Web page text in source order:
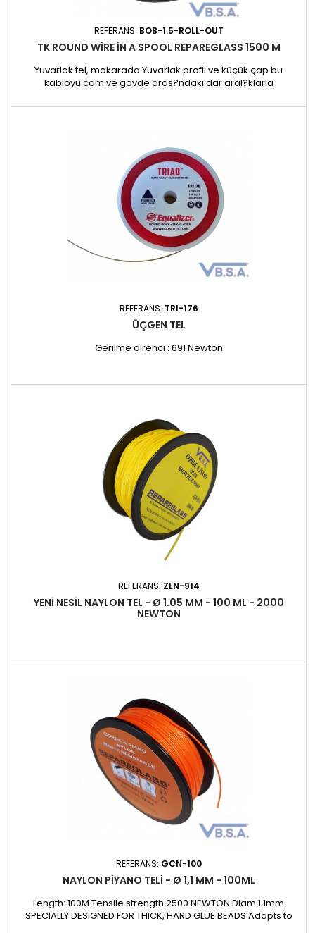
REFERANS: BOB-1.5-ROLL-OUT
TK ROUND WIRE IN A SPOOL REPAREGLASS 1500 M
Yuvarlak tel, makarada Yuvarlak profil ve küçük çap bu
kabloyu cam ve gövde aras?ndaki dar aral?klarla
yapmaktad?r. VKD-44 ileayn? yüksek gerilme mukavemetine
REFERANS: TRI-176
ÜÇGEN TEL
Gerilme direnci : 691 Newton
REFERANS: ZLN-914
YENI NESIL NAYLON TEL - Ø 1.05 MM - 100 ML - 2000
NEWTON
REFERANS: GCN-100
NAYLON PIYANO TELI - Ø 1,1 MM - 100ML
Length: 100M Tensile strength 2500 NEWTON Diam 1.1mm
SPECIALLY DESIGNED FOR THICK, HARD GLUE BEADS Adapts to